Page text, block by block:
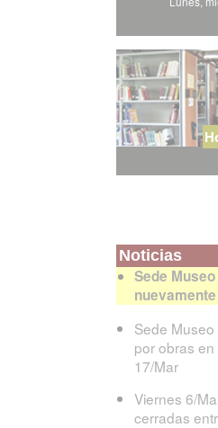
Noticias
Sede
nuevamente
Sede
por obras
17/Mar
Viernes 6/
cerradas